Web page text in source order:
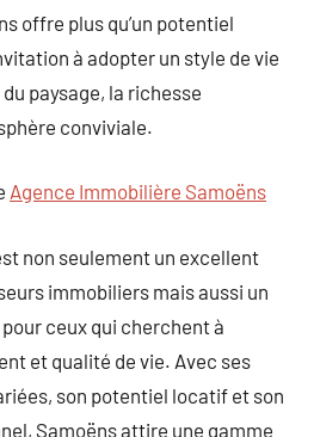
offre plus qu’un potentiel
à adopter un style de vie
paysage, la richesse
conviviale.
Agence Immobilière Samoëns
non seulement un excellent
immobiliers mais aussi un
ceux qui cherchent à
et qualité de vie. Avec ses
son potentiel locatif et son
Samoëns attire une gamme